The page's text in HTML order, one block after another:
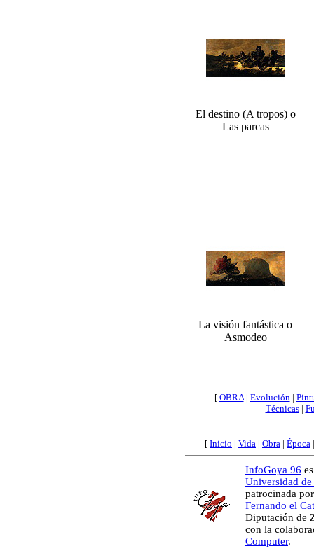
El destino (A tropos) o
Las parcas
La visión fantástica o
Asmodeo
[ OBRA| Evolución |
Técnicas|
[ Inicio | Vida | Obra | Época
InfoGoya 96
Universidad de
patrocinada
Fernando el
Diputación de
con la
Computer.